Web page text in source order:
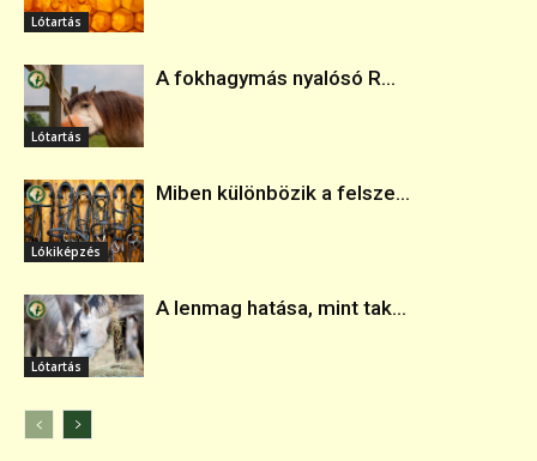
Lótartás
Lótartás
A fokhagymás nyalósó R...
Lókiképzés
Miben különbözik a felsze...
Lótartás
A lenmag hatása, mint tak...